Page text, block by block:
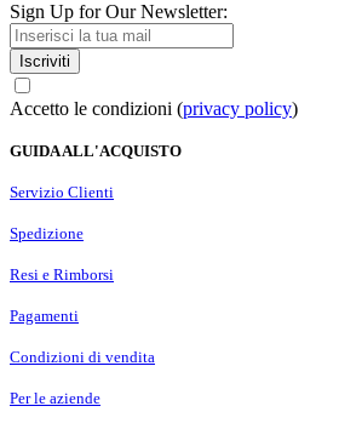
Sign Up for Our Newsletter:
Iscriviti
Accetto le condizioni (privacy policy)
GUIDA ALL'ACQUISTO
Servizio Clienti
Spedizione
Resi e Rimborsi
Pagamenti
Condizioni di vendita
Per le aziende